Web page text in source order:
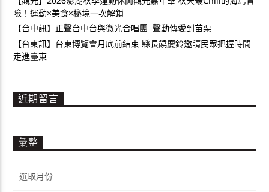
險！運動×美食×秘境一次解鎖
【台中訊】正聲台中台與微光合唱團 聲動傳愛到苗栗
【台東訊】台東博覽會月底前結束 縣長饒慶鈴邀請民眾把握時間
走進臺東
近期留言
彙整
整